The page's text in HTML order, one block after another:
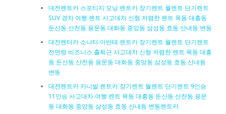
대전렌트카 스포티지·모닝 렌트카 장기렌트 월렌트 단기렌트
SUV 경차 여행 렌트 사고대차 신형 저렴한 렌트 목동 대흥동
둔산동 산천동 용문동 대화동 중앙동 삼성동 효동 산내동 변동
대전렌터카 소나타·아반테 렌트카 장기렌트 월렌트 단기렌트
전연령 비즈니스 출퇴근 사고대차 신형 저렴한 렌트 목동 대흥
동 둔산동 산천동 용문동 대화동 중앙동 삼성동 효동 산내동
변동
대전렌트카 카니발 렌트카 장기렌트 월렌트 단기렌트 9인승
11인승 사고대차 여행 렌트 목동 대흥동 둔산동 산천동 용문
동 대화동 중앙동 삼성동 효동 산내동 변동렌트카